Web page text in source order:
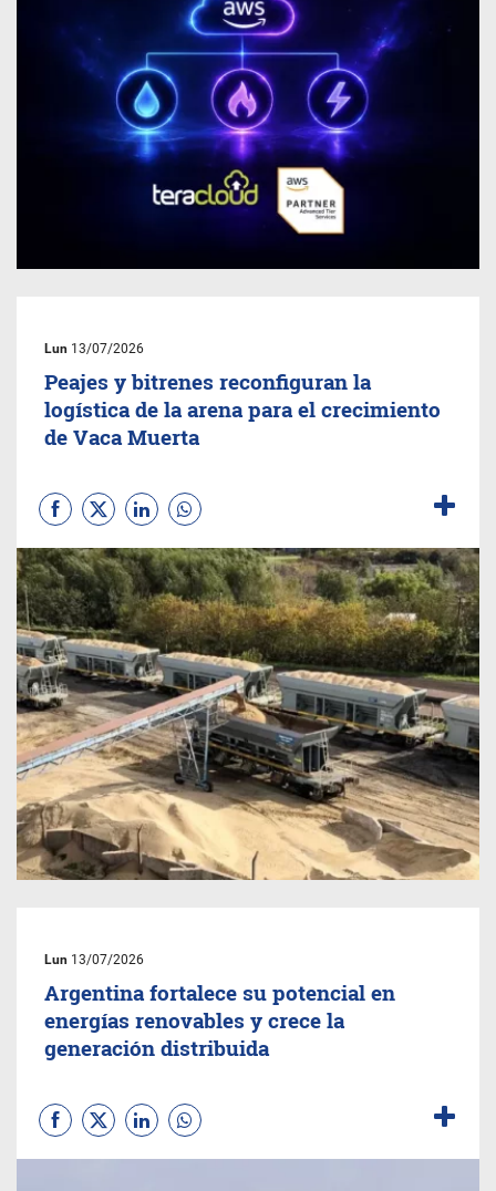
Lun 13/07/2026
Peajes y bitrenes reconfiguran la
logística de la arena para el crecimiento
de Vaca Muerta
Lun 13/07/2026
Argentina fortalece su potencial en
energías renovables y crece la
generación distribuida